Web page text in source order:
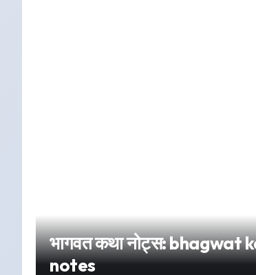
भागवत कथा नोट्स: bhagwat
notes